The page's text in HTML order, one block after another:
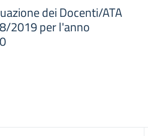
dei Docenti/ATA
2019 per l'anno